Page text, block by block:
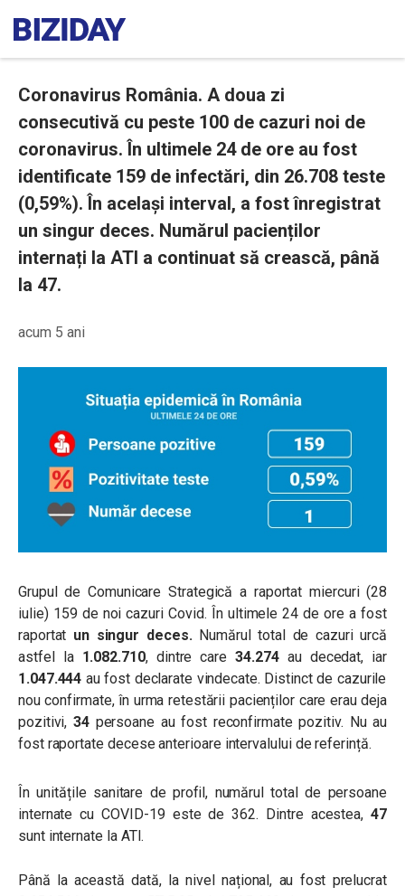
Coronavirus România. A doua zi
consecutivă cu peste 100 de cazuri noi de
coronavirus. În ultimele 24 de ore au fost
identificate 159 de infectări, din 26.708 teste
(0,59%). În același interval, a fost înregistrat
un singur deces. Numărul pacienților
internați la ATI a continuat să crească, până
la 47.
acum 5 ani
Grupul de Comunicare Strategică a raportat miercuri (28
iulie)159 de noi cazuri Covid. În ultimele 24 de ore a fost
raportat un singur deces. Numărul total de cazuri urcă
astfel la1.082.710, dintre care 34.274 au decedat, iar
1.047.444 au fost declarate vindecate. Distinct de cazurile
nou confirmate, în urma retestării pacienților care erau deja
pozitivi, 34persoane au fost reconfirmate pozitiv. Nu au
fost raportate decese anterioare intervalului de referință.
În unitățile sanitare de profil, numărul total de persoane
internate cu COVID-19 este de 362. Dintre acestea,47
sunt internate la ATI.
Până la această dată, la nivel național, au fost prelucrat